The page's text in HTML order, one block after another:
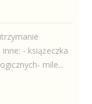
- książeczka
mile...